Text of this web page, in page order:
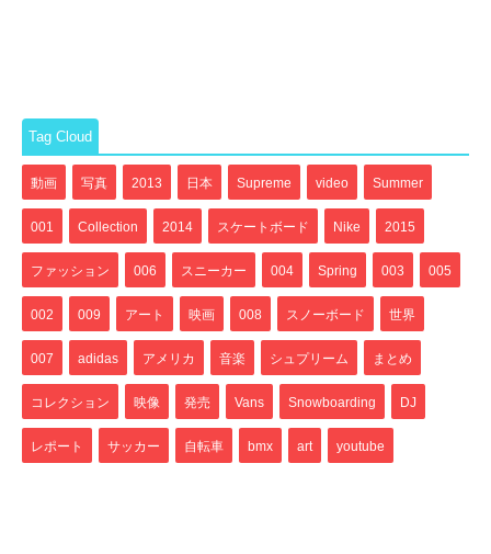
Tag Cloud
動画 写真 2013 日本 Supreme video Summer
001 Collection 2014 スケートボード Nike 2015
ファッション 006 スニーカー 004 Spring 003 005
002 009 アート 映画 008 スノーボード 世界
007 adidas アメリカ 音楽 シュプリーム まとめ
コレクション 映像 発売 Vans Snowboarding DJ
レポート サッカー 自転車 bmx art youtube